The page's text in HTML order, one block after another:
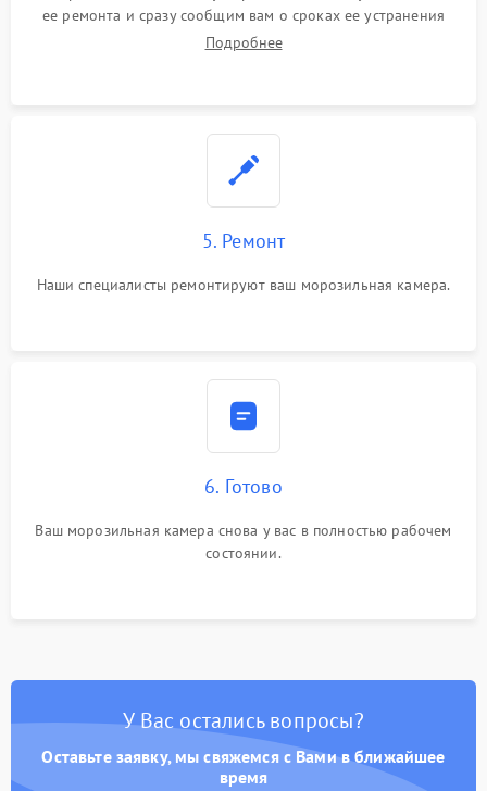
ее ремонта и сразу сообщим вам о сроках ее устранения
Подробнее
5. Ремонт
Наши специалисты ремонтируют ваш морозильная камера.
6. Готово
Ваш морозильная камера снова у вас в полностью рабочем
состоянии.
У Вас остались вопросы?
Оставьте заявку, мы свяжемся с Вами в ближайшее
время